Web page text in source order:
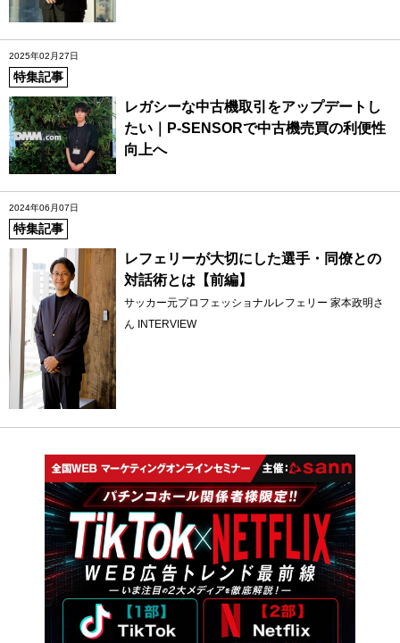
2025年02月27日
特集記事
レガシーな中古機取引をアップデートし
たい｜P-SENSORで中古機売買の利便性
向上へ
2024年06月07日
特集記事
レフェリーが大切にした選手・同僚との
対話術とは【前編】
サッカー元プロフェッショナルレフェリー 家本政明さ
ん INTERVIEW